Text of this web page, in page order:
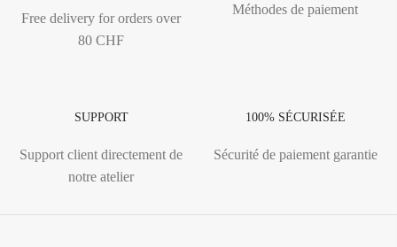
Free delivery for orders over
80 CHF
Méthodes de paiement
SUPPORT
Support client directement de
notre atelier
100% SÉCURISÉE
Sécurité de paiement garantie